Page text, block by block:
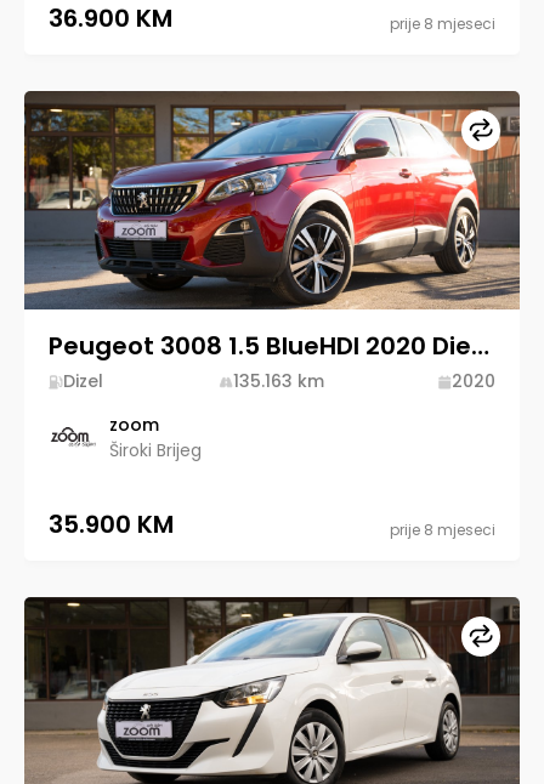
36.900 KM prije 8 mjeseci
Peugeot 3008 1.5 BlueHDI 2020 Diesel
Dizel 135.163 km
2020
zoom
Široki Brijeg
35.900 KM prije 8 mjeseci